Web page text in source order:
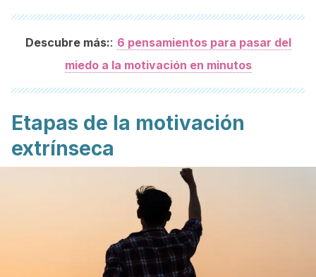
Descubre más:: 6 pensamientos para pasar del
miedo a la motivación en minutos
Etapas de la motivación
extrínseca